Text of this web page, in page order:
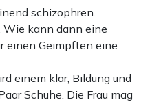
schizophren.
Wie kann dann eine
einen Geimpften eine
einem klar, Bildung und
Schuhe. Die Frau mag